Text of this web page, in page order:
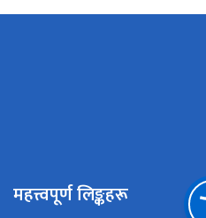
महत्त्वपूर्ण लिङ्कहरू